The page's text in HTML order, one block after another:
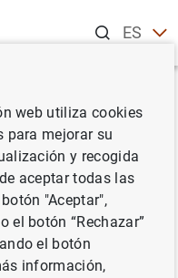
ESEN
de
las
en los
de
OTC
web utiliza cookies
para mejorar su
y recogida
aceptar todas las
"Aceptar",
el botón “Rechazar”
el botón
información,